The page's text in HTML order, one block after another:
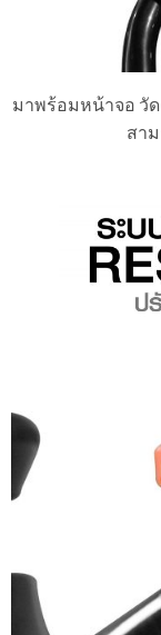
มาพร้อมหน้าจอ วั
สา